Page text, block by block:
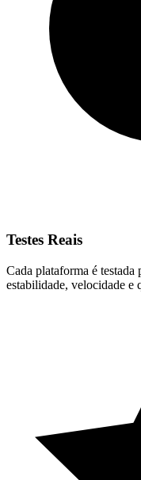
Testes Reais
Cada plataforma é testada
estabilidade, velocidade e